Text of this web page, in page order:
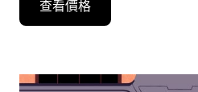
向
頭
查看價格